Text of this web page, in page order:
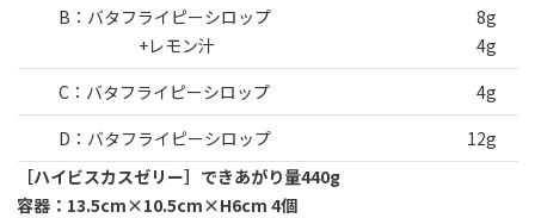
B：バタフライピーシロップ
+レモン汁
8g
4g
C：バタフライピーシロップ
4g
D：バタフライピーシロップ
12g
［ハイビスカスゼリー］できあがり量440g
容器：13.5cm×10.5cm×H6cm 4個